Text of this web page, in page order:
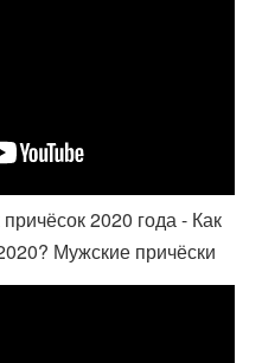
2020 года - Как
Мужские причёски